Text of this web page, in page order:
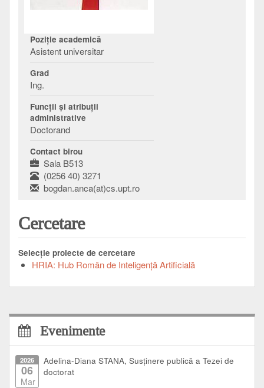
Poziţie academică
Asistent universitar
Grad
Ing.
Funcţii şi atribuţii
administrative
Doctorand
Contact birou
Sala B513
(0256 40) 3271
bogdan.anca(at)cs.upt.ro
Cercetare
Selecţie proiecte de cercetare
HRIA: Hub Român de Inteligență Artificială
Evenimente
2026
06
Mar
Adelina-Diana STANA, Susținere publică a Tezei de
doctorat